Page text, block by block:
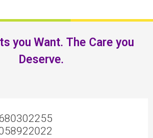
you Want. The Care you
Deserve.